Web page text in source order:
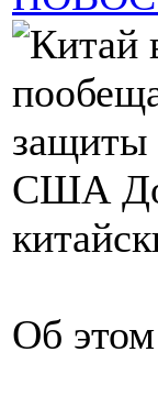
защиты
США
Об